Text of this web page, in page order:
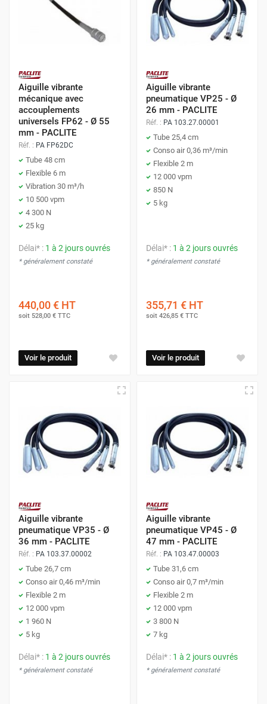
Aiguille vibrante
mécanique avec
accouplements
universels FP62 - Ø 55
mm - PACLITE
Réf. : PA FP62DC
Tube 48 cm
Flexible 6 m
Vibration 30 m³/h
10 500 vpm
4 300 N
25 kg
Délai* : 1 à 2 jours ouvrés
* généralement constaté
440,00 € HT
soit 528,00 € TTC
Voir le produit
Aiguille vibrante
pneumatique VP25 - Ø
26 mm - PACLITE
Réf. : PA 103.27.00001
Tube 25,4 cm
Conso air 0,36 m³/min
Flexible 2 m
12 000 vpm
850 N
5 kg
Délai* : 1 à 2 jours ouvrés
* généralement constaté
355,71 € HT
soit 426,85 € TTC
Voir le produit
Aiguille vibrante
pneumatique VP35 - Ø
36 mm - PACLITE
Réf. : PA 103.37.00002
Tube 26,7 cm
Conso air 0,46 m³/min
Flexible 2 m
12 000 vpm
1 960 N
5 kg
Délai* : 1 à 2 jours ouvrés
* généralement constaté
Aiguille vibrante
pneumatique VP45 - Ø
47 mm - PACLITE
Réf. : PA 103.47.00003
Tube 31,6 cm
Conso air 0,7 m³/min
Flexible 2 m
12 000 vpm
3 800 N
7 kg
Délai* : 1 à 2 jours ouvrés
* généralement constaté